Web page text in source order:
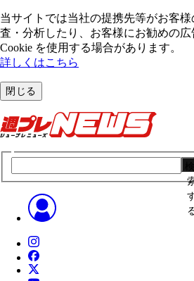
当サイトでは当社の提携先等がお客
査・分析したり、お客様にお勧めの
Cookie を使⽤する場合があります。
詳しくはこちら
閉じる